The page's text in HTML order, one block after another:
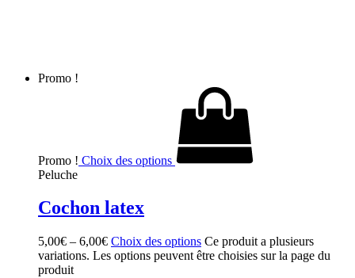
Promo !
Promo ! Choix des options
Peluche
Cochon latex
5,00€ – 6,00€ Choix des options Ce produit a plusieurs
variations. Les options peuvent être choisies sur la page du
produit